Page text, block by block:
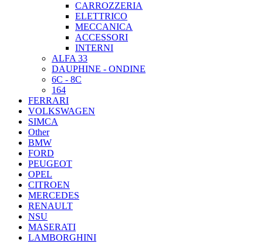
CARROZZERIA
ELETTRICO
MECCANICA
ACCESSORI
INTERNI
ALFA 33
DAUPHINE - ONDINE
6C - 8C
164
FERRARI
VOLKSWAGEN
SIMCA
Other
BMW
FORD
PEUGEOT
OPEL
CITROEN
MERCEDES
RENAULT
NSU
MASERATI
LAMBORGHINI